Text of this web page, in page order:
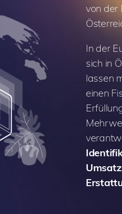
von der
In der
sich in
lassen
einen